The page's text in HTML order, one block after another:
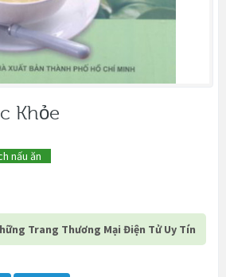
Khỏe
nấu ăn
Trang Thương Mại Điện Tử Uy Tín